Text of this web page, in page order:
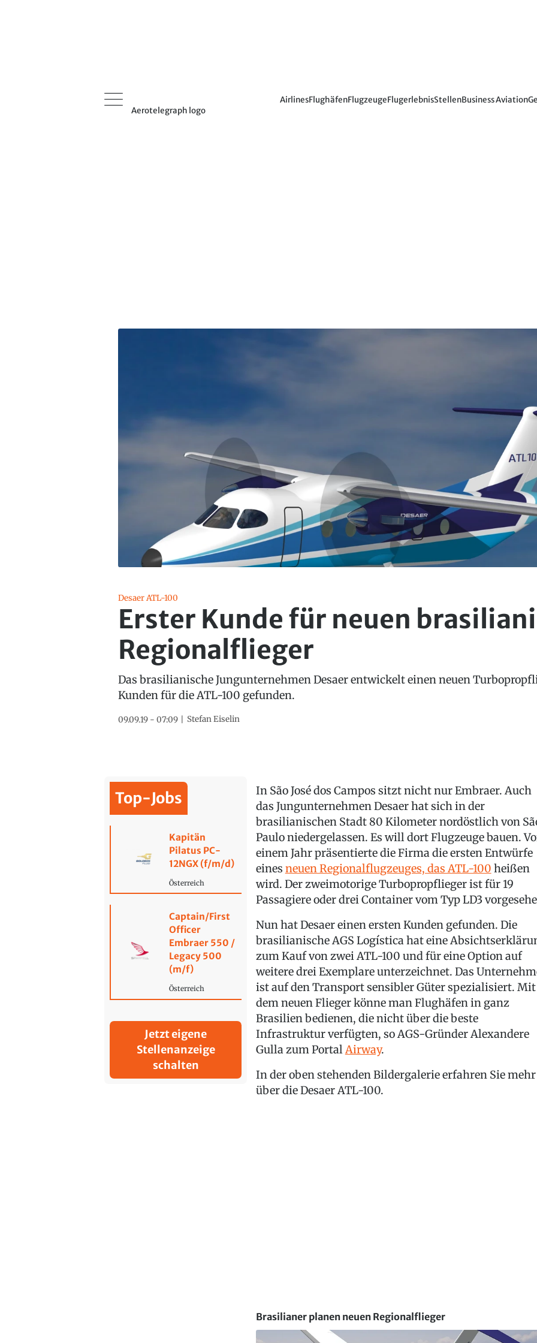
Aerotelegraph logo
AirlinesFlughäfenFlugzeugeFlugerlebnisStellenBusiness Aviation
Desaer ATL-100
Erster Kunde für neuen
Regionalflieger
Das brasilianische Jungunternehmen Desaer entwickelt einen neuen
Kunden für die ATL-100 gefunden.
09.09.19 - 07:09 Stefan Eiselin
Top-Jobs
Kapitän
Pilatus PC-
12NGX (f/m/d)
Österreich
Captain/First
Officer
Embraer 550 /
Legacy 500
(m/f)
Österreich
Jetzt eigene
Stellenanzeige
schalten
In São José dos Campos sitzt nicht nur Embraer. Auch
das Jungunternehmen Desaer hat sich in der
brasilianischen Stadt 80 Kilometer nordöstlich von
Paulo niedergelassen. Es will dort Flugzeuge bauen.
einem Jahr präsentierte die Firma die ersten Entwürfe
eines neuen Regionalflugzeuges, das ATL-100 heißen
wird. Der zweimotorige Turbopropflieger ist für 19
Passagiere oder drei Container vom Typ LD3
Nun hat Desaer einen ersten Kunden gefunden. Die
brasilianische AGS Logística hat eine
zum Kauf von zwei ATL-100 und für eine Option auf
weitere drei Exemplare unterzeichnet. Das
ist auf den Transport sensibler Güter spezialisiert. Mit
dem neuen Flieger könne man Flughäfen in ganz
Brasilien bedienen, die nicht über die beste
Infrastruktur verfügten, so AGS-Gründer Alexandere
Gulla zum PortalAirway.
In der oben stehenden Bildergalerie erfahren Sie mehr
über die Desaer ATL-100.
Brasilianer planen neuen Regionalflieger